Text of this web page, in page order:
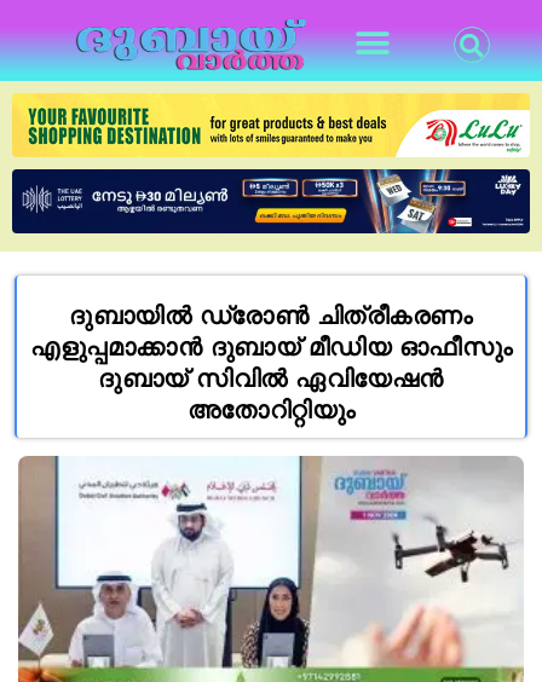
ദുബായിൽ ഡ്രോൺ ചിത്രീകരണം
എളുപ്പമാക്കാൻ ദുബായ് മീഡിയ ഓഫീസും
ദുബായ് സിവിൽ ഏവിയേഷൻ
അതോറിറ്റിയും